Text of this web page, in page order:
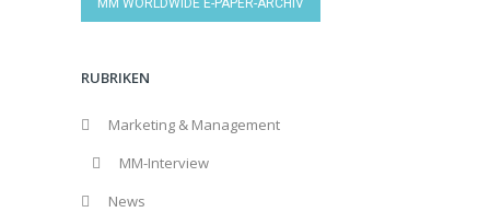
MM WORLDWIDE E-PAPER-ARCHIV
RUBRIKEN
Marketing & Management
MM-Interview
News